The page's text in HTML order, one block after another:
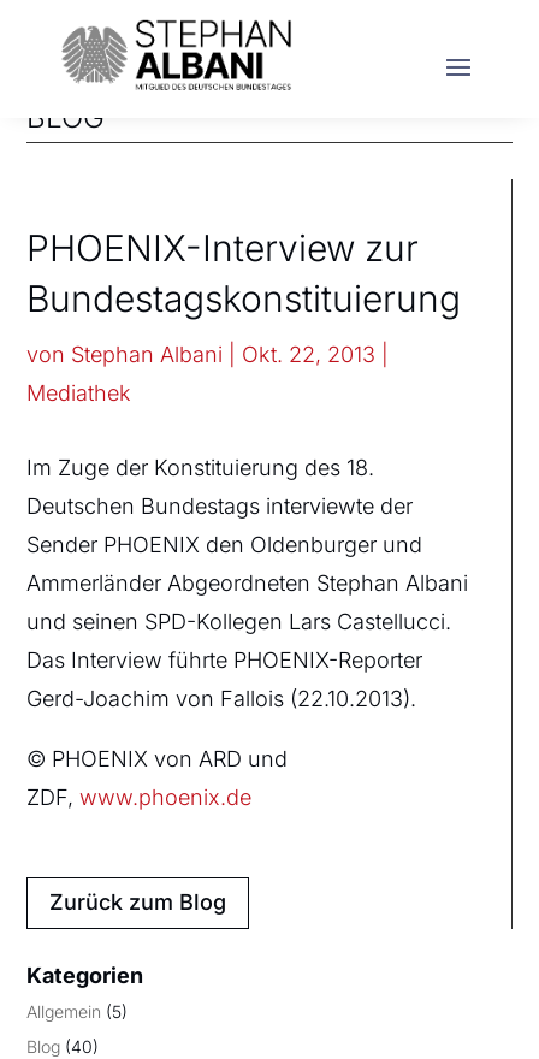
BLOG
PHOENIX-Interview zur
Bundestagskonstituierung
von Stephan Albani Okt. 22, 2013
Mediathek
Im Zuge der Konstituierung des 18.
Deutschen Bundestags interviewte der
Sender PHOENIX den Oldenburger und
Ammerländer Abgeordneten Stephan Albani
und seinen SPD-Kollegen Lars Castellucci.
Das Interview führte PHOENIX-Reporter
Gerd-Joachim von Fallois (22.10.2013).
© PHOENIX von ARD und
ZDF,www.phoenix.de
Zurück zum Blog
Kategorien
Allgemein (5)
Blog (40)